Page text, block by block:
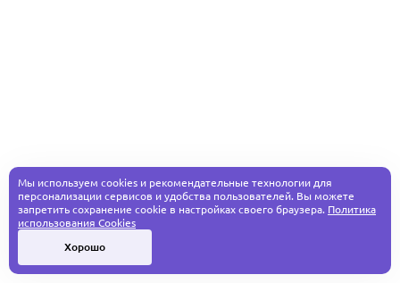
Мы используем cookies и рекомендательные технологии для
персонализации сервисов и удобства пользователей. Вы можете
запретить сохранение cookie в настройках своего браузера. Политика
использования Cookies
Хорошо